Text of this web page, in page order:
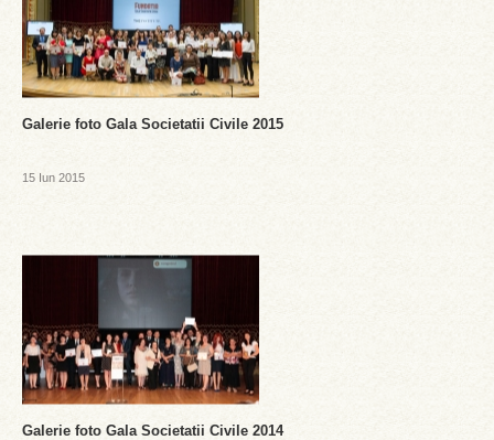
Galerie foto Gala Societatii Civile 2015
15 Iun 2015
Galerie foto Gala Societatii Civile 2014